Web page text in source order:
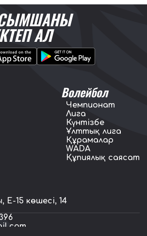
АЛ
Волейбол
Чемпионат
Лига
Күнтізбе
Ұлттық лига
Құрамалар
WADA
Құпиялық саясат
15 көшесі, 14